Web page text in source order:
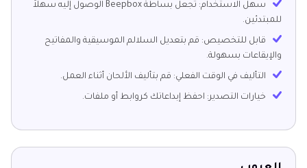
سهل الاستخدام: تجعل بساطة Beepbox الوصول إليه سهلاً
للمبتدئين.
قابل للتخصيص: قم بتعديل السلالم الموسيقية والمفاتيح
والإيقاعات بسهولة.
التأليف في الوقت الفعلي: قم بتأليف الألحان أثناء العمل.
خيارات التصدير: احفظ إبداعاتك كروابط أو ملفات.